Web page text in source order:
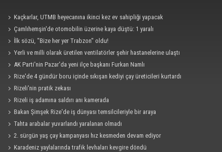
Kaçkarlar, UTMB heyecanına ikinci kez ev sahipliği yapacak
Çamlıhemşin'de otomobilin üzerine kaya düştü: 1 yaralı
İlk sözü, "Bize her yer Trabzon" oldu!
Yerli ve milli olarak üretilen ventilatörler şehir hastanelerine ulaştı
AK Parti'nin Pazar'da yeni ilçe başkanı Furkan Namlı
Rize'de 4 gündür boru içinde sıkışan kediyi çay üreticileri kurtardı
Rizeli'nin pratik zekası
Rizeli iş adamına saldırı anı kamerada
Bakan Şimşek Rize'de iş dünyası temsilcileriyle bir araya
Tahta arabalar yuvarlandı yaralanan olmadı
2. sürgün yaş çay kampanyası hız kesmeden devam ediyor
Karadeniz yaylalarında trafik levhaları kevgire döndü